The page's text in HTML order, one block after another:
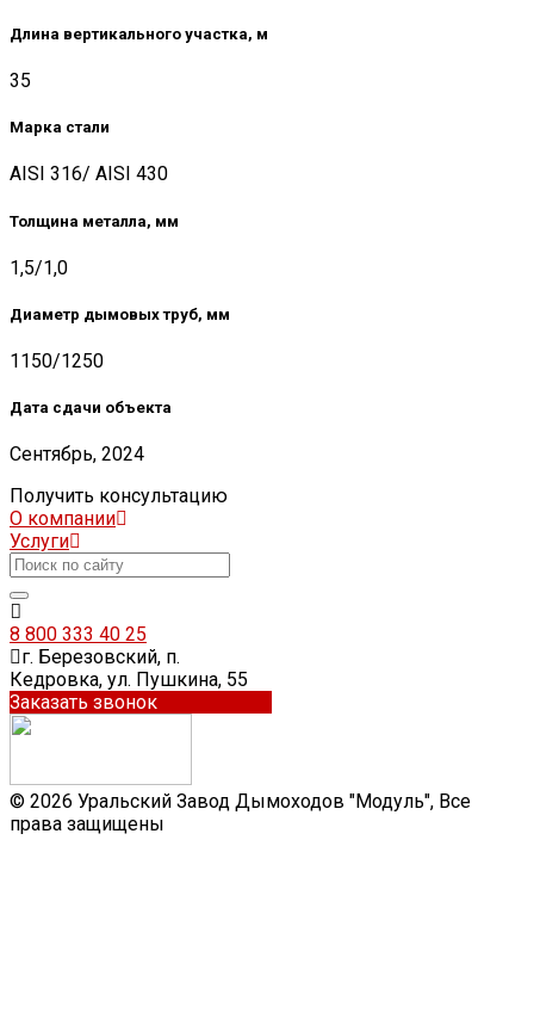
Длина вертикального участка, м
35
Марка стали
AISI 316/ AISI 430
Толщина металла, мм
1,5/1,0
Диаметр дымовых труб, мм
1150/1250
Дата сдачи объекта
Сентябрь, 2024
Получить консультацию
О компании
Услуги
8 800 333 40 25
г. Березовский, п.
Кедровка, ул. Пушкина, 55
Заказать звонок
© 2026 Уральский Завод Дымоходов "Модуль", Все
права защищены